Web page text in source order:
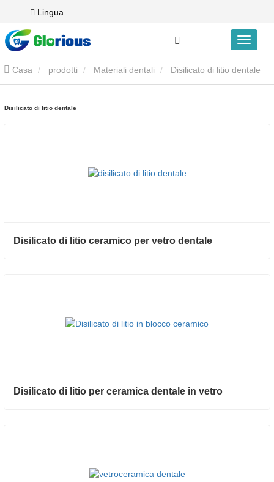
Lingua
Casa prodotti Materiali dentali Disilicato di litio dentale
Disilicato di litio dentale
Disilicato di litio ceramico per vetro dentale
Disilicato di litio per ceramica dentale in vetro